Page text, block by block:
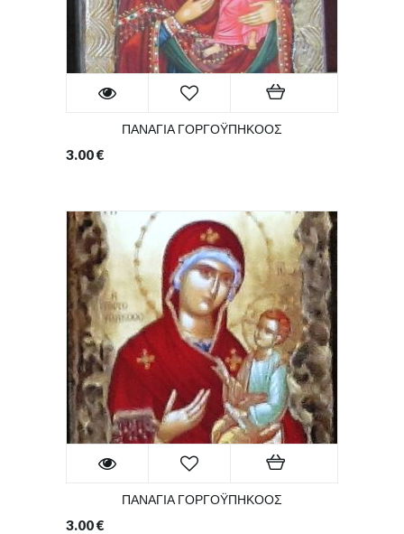
ΠΑΝΑΓΙΑ ΓΟΡΓΟΫΠΗΚΟΟΣ
3.00€
ΠΑΝΑΓΙΑ ΓΟΡΓΟΫΠΗΚΟΟΣ
3.00€